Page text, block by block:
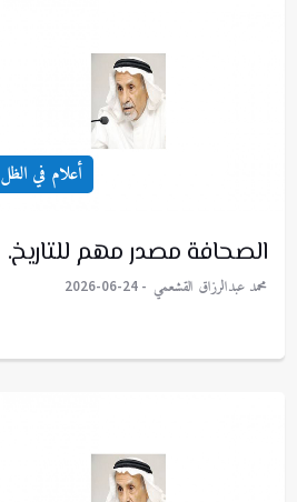
أعلام في الظل
الصحافة مصدر مهم للتاريخ.
محمد عبدالرزاق القشعمي 2026-06-24